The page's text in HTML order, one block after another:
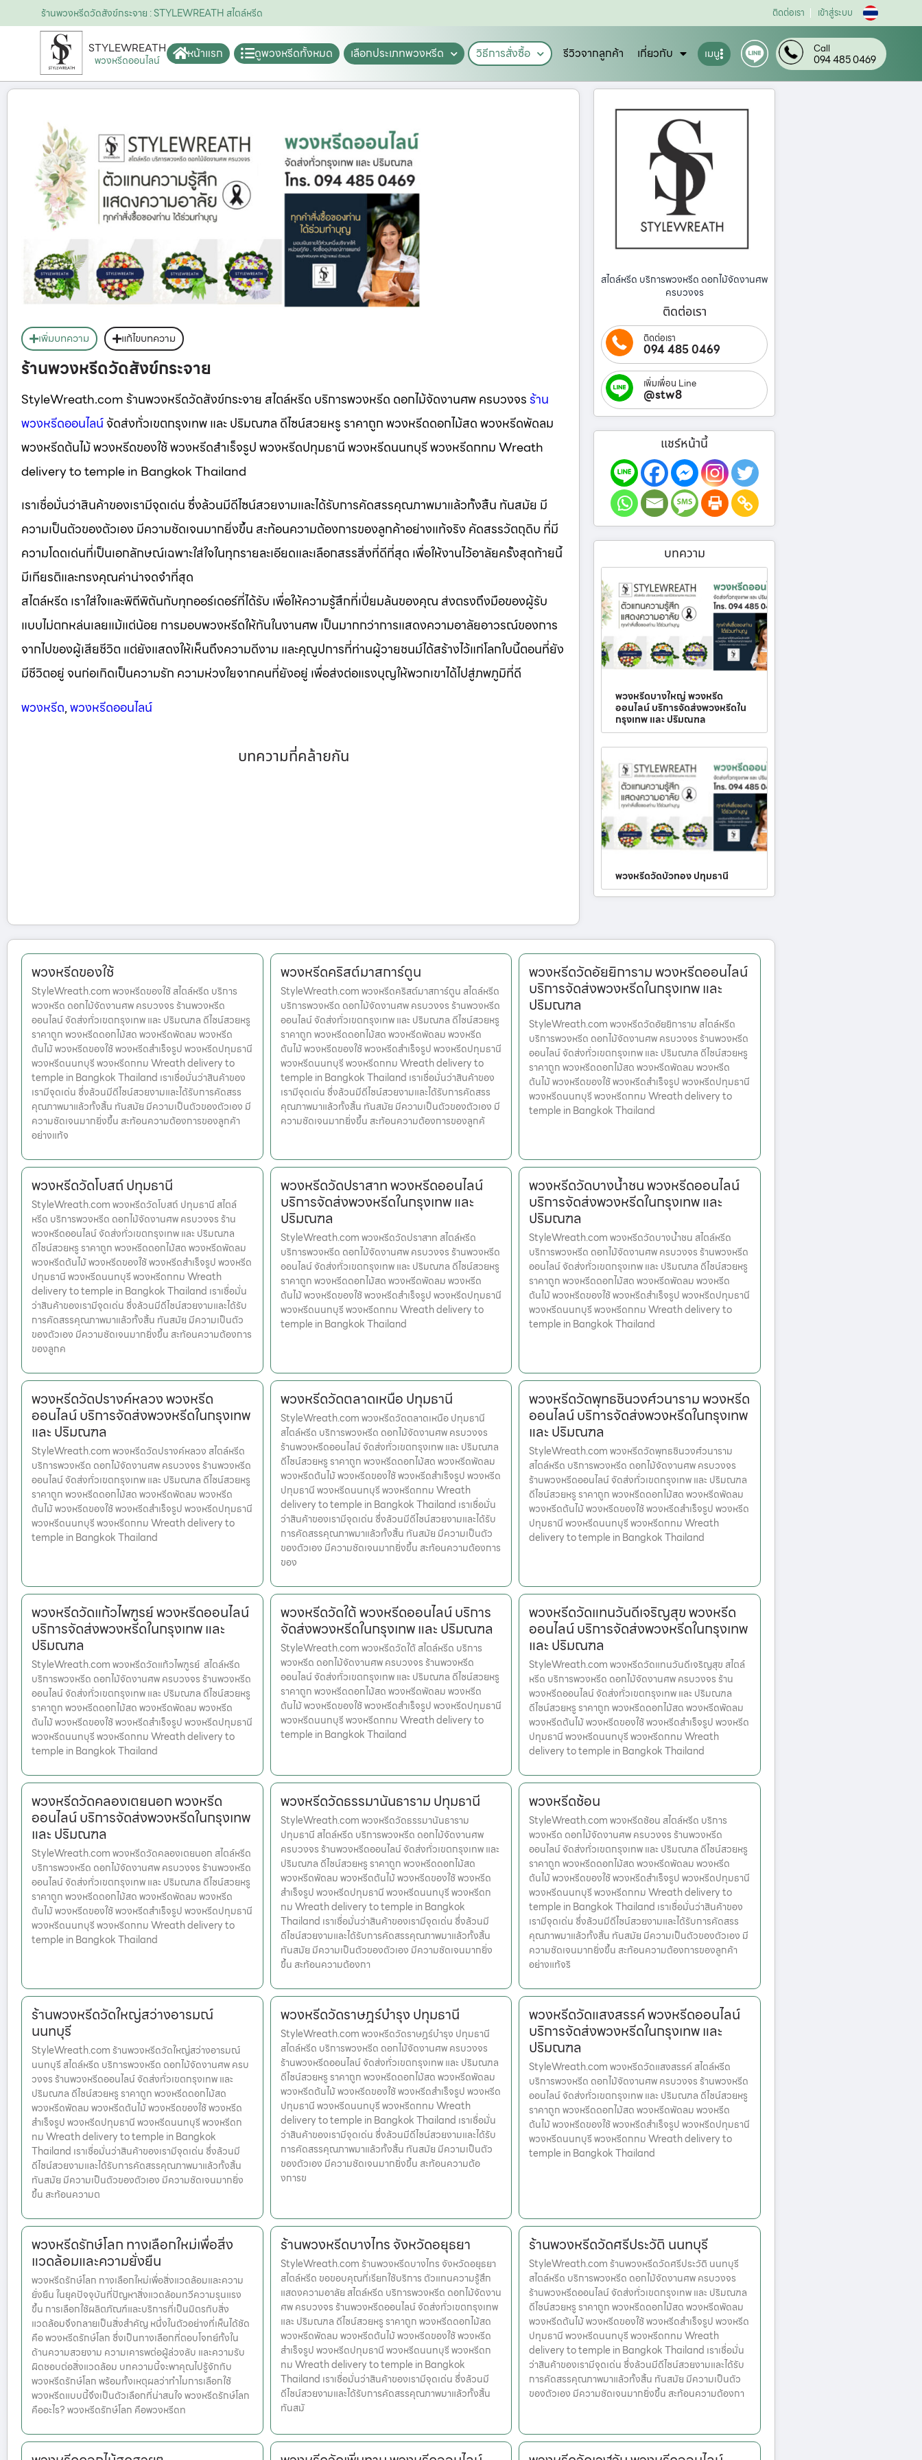
ร้านพวงหรีดวัดสังข์กระจาย : STYLEWREATH สไตล์หรีด ติดต่อเรา เข้าสู่ระบบ
STYLEWREATH
พวงหรีดออนไลน์ หน้าแรก ดูพวงหรีดทั้งหมด เลือกประเภทพวงหรีด วิธีการสั่งซื้อ รีวิวจากลูกค้า เกี่ยวกับ เมนู Call
094 485 0469
เพิ่มบทความ แก้ไขบทความ
ร้านพวงหรีดวัดสังข์กระจาย
StyleWreath.com ร้านพวงหรีดวัดสังข์กระจาย สไตล์หรีด บริการพวงหรีด ดอกไม้จัดงานศพ ครบวงจรร้าน
พวงหรีดออนไลน์จัดส่งทั่วเขตกรุงเทพ และ ปริมณฑล ดีไซน์สวยหรู ราคาถูก พวงหรีดดอกไม้สด พวงหรีดพัดลม
พวงหรีดต้นไม้ พวงหรีดของใช้ พวงหรีดสำเร็จรูป พวงหรีดปทุมธานี พวงหรีดนนทบุรี พวงหรีดกทม Wreath
delivery to temple in Bangkok Thailand
เราเชื่อมั่นว่าสินค้าของเรามีจุดเด่น ซึ่งล้วนมีดีไซน์สวยงามและได้รับการคัดสรรคุณภาพมาแล้วทั้งสิ้น ทันสมัย มี
ความเป็นตัวของตัวเอง มีความชัดเจนมากยิ่งขึ้น สะท้อนความต้องการของลูกค้าอย่างแท้จริง คัดสรรวัตถุดิบ ที่มี
ความโดดเด่นที่เป็นเอกลักษณ์เฉพาะใส่ใจในทุกรายละเอียดและเลือกสรรสิ่งที่ดีที่สุด เพื่อให้งานไว้อาลัยครั้งสุดท้ายนี้
มีเกียรติและทรงคุณค่าน่าจดจำที่สุด
สไตล์หรีด เราใส่ใจและพิถีพิถันกับทุกออร์เดอร์ที่ได้รับ เพื่อให้ความรู้สึกที่เปี่ยมล้นของคุณ ส่งตรงถึงมือของผู้รับ
แบบไม่ตกหล่นเลยแม้แต่น้อย การมอบพวงหรีดให้กันในงานศพ เป็นมากกว่าการแสดงความอาลัยอาวรณ์ของการ
จากไปของผู้เสียชีวิต แต่ยังแสดงให้เห็นถึงความดีงาม และคุณูปการที่ท่านผู้วายชนม์ได้สร้างไว้แก่โลกใบนี้ตอนที่ยัง
มีชีวิตอยู่ จนก่อเกิดเป็นความรัก ความห่วงใยจากคนที่ยังอยู่ เพื่อส่งต่อแรงบุญให้พวกเขาได้ไปสู่ภพภูมิที่ดี
พวงหรีด,พวงหรีดออนไลน์
บทความที่คล้ายกัน
สไตล์หรีด บริการพวงหรีด ดอกไม้จัดงานศพ
ครบวงจร
ติดต่อเรา
ติดต่อเรา
094 485 0469
เพิ่มเพื่อน Line
@stw8
แชร์หน้านี้
บทความ
พวงหรีดบางใหญ่ พวงหรีด
ออนไลน์ บริการจัดส่งพวงหรีดใน
กรุงเทพ และ ปริมณฑล
พวงหรีดวัดบัวทอง ปทุมธานี
พวงหรีดของใช้
StyleWreath.com พวงหรีดของใช้ สไตล์หรีด บริการ
พวงหรีด ดอกไม้จัดงานศพ ครบวงจร ร้านพวงหรีด
ออนไลน์ จัดส่งทั่วเขตกรุงเทพ และ ปริมณฑล ดีไซน์สวยหรู
ราคาถูก พวงหรีดดอกไม้สด พวงหรีดพัดลม พวงหรีด
ต้นไม้ พวงหรีดของใช้ พวงหรีดสำเร็จรูป พวงหรีดปทุมธานี
พวงหรีดนนทบุรี พวงหรีดกทม Wreath delivery to
temple in Bangkok Thailand เราเชื่อมั่นว่าสินค้าของ
เรามีจุดเด่น ซึ่งล้วนมีดีไซน์สวยงามและได้รับการคัดสรร
คุณภาพมาแล้วทั้งสิ้น ทันสมัย มีความเป็นตัวของตัวเอง มี
ความชัดเจนมากยิ่งขึ้น สะท้อนความต้องการของลูกค้า
อย่างแท้จ
พวงหรีดคริสต์มาสการ์ตูน
StyleWreath.com พวงหรีดคริสต์มาสการ์ตูน สไตล์หรีด
บริการพวงหรีด ดอกไม้จัดงานศพ ครบวงจร ร้านพวงหรีด
ออนไลน์ จัดส่งทั่วเขตกรุงเทพ และ ปริมณฑล ดีไซน์สวยหรู
ราคาถูก พวงหรีดดอกไม้สด พวงหรีดพัดลม พวงหรีด
ต้นไม้ พวงหรีดของใช้ พวงหรีดสำเร็จรูป พวงหรีดปทุมธานี
พวงหรีดนนทบุรี พวงหรีดกทม Wreath delivery to
temple in Bangkok Thailand เราเชื่อมั่นว่าสินค้าของ
เรามีจุดเด่น ซึ่งล้วนมีดีไซน์สวยงามและได้รับการคัดสรร
คุณภาพมาแล้วทั้งสิ้น ทันสมัย มีความเป็นตัวของตัวเอง มี
ความชัดเจนมากยิ่งขึ้น สะท้อนความต้องการของลูกค้
พวงหรีดวัดอัยยิการาม พวงหรีดออนไลน์
บริการจัดส่งพวงหรีดในกรุงเทพ และ
ปริมณฑล
StyleWreath.com พวงหรีดวัดอัยยิการาม สไตล์หรีด
บริการพวงหรีด ดอกไม้จัดงานศพ ครบวงจร ร้านพวงหรีด
ออนไลน์ จัดส่งทั่วเขตกรุงเทพ และ ปริมณฑล ดีไซน์สวยหรู
ราคาถูก พวงหรีดดอกไม้สด พวงหรีดพัดลม พวงหรีด
ต้นไม้ พวงหรีดของใช้ พวงหรีดสำเร็จรูป พวงหรีดปทุมธานี
พวงหรีดนนทบุรี พวงหรีดกทม Wreath delivery to
temple in Bangkok Thailand
พวงหรีดวัดโบสถ์ ปทุมธานี
StyleWreath.com พวงหรีดวัดโบสถ์ ปทุมธานี สไตล์
หรีด บริการพวงหรีด ดอกไม้จัดงานศพ ครบวงจร ร้าน
พวงหรีดออนไลน์ จัดส่งทั่วเขตกรุงเทพ และ ปริมณฑล
ดีไซน์สวยหรู ราคาถูก พวงหรีดดอกไม้สด พวงหรีดพัดลม
พวงหรีดต้นไม้ พวงหรีดของใช้ พวงหรีดสำเร็จรูป พวงหรีด
ปทุมธานี พวงหรีดนนทบุรี พวงหรีดกทม Wreath
delivery to temple in Bangkok Thailand เราเชื่อมั่น
ว่าสินค้าของเรามีจุดเด่น ซึ่งล้วนมีดีไซน์สวยงามและได้รับ
การคัดสรรคุณภาพมาแล้วทั้งสิ้น ทันสมัย มีความเป็นตัว
ของตัวเอง มีความชัดเจนมากยิ่งขึ้น สะท้อนความต้องการ
ของลูกค
พวงหรีดวัดปราสาท พวงหรีดออนไลน์
บริการจัดส่งพวงหรีดในกรุงเทพ และ
ปริมณฑล
StyleWreath.com พวงหรีดวัดปราสาท สไตล์หรีด
บริการพวงหรีด ดอกไม้จัดงานศพ ครบวงจร ร้านพวงหรีด
ออนไลน์ จัดส่งทั่วเขตกรุงเทพ และ ปริมณฑล ดีไซน์สวยหรู
ราคาถูก พวงหรีดดอกไม้สด พวงหรีดพัดลม พวงหรีด
ต้นไม้ พวงหรีดของใช้ พวงหรีดสำเร็จรูป พวงหรีดปทุมธานี
พวงหรีดนนทบุรี พวงหรีดกทม Wreath delivery to
temple in Bangkok Thailand
พวงหรีดวัดบางน้ำชน พวงหรีดออนไลน์
บริการจัดส่งพวงหรีดในกรุงเทพ และ
ปริมณฑล
StyleWreath.com พวงหรีดวัดบางน้ำชน สไตล์หรีด
บริการพวงหรีด ดอกไม้จัดงานศพ ครบวงจร ร้านพวงหรีด
ออนไลน์ จัดส่งทั่วเขตกรุงเทพ และ ปริมณฑล ดีไซน์สวยหรู
ราคาถูก พวงหรีดดอกไม้สด พวงหรีดพัดลม พวงหรีด
ต้นไม้ พวงหรีดของใช้ พวงหรีดสำเร็จรูป พวงหรีดปทุมธานี
พวงหรีดนนทบุรี พวงหรีดกทม Wreath delivery to
temple in Bangkok Thailand
พวงหรีดวัดปรางค์หลวง พวงหรีด
ออนไลน์ บริการจัดส่งพวงหรีดในกรุงเทพ
และ ปริมณฑล
StyleWreath.com พวงหรีดวัดปรางค์หลวง สไตล์หรีด
บริการพวงหรีด ดอกไม้จัดงานศพ ครบวงจร ร้านพวงหรีด
ออนไลน์ จัดส่งทั่วเขตกรุงเทพ และ ปริมณฑล ดีไซน์สวยหรู
ราคาถูก พวงหรีดดอกไม้สด พวงหรีดพัดลม พวงหรีด
ต้นไม้ พวงหรีดของใช้ พวงหรีดสำเร็จรูป พวงหรีดปทุมธานี
พวงหรีดนนทบุรี พวงหรีดกทม Wreath delivery to
temple in Bangkok Thailand
พวงหรีดวัดตลาดเหนือ ปทุมธานี
StyleWreath.com พวงหรีดวัดตลาดเหนือ ปทุมธานี
สไตล์หรีด บริการพวงหรีด ดอกไม้จัดงานศพ ครบวงจร
ร้านพวงหรีดออนไลน์ จัดส่งทั่วเขตกรุงเทพ และ ปริมณฑล
ดีไซน์สวยหรู ราคาถูก พวงหรีดดอกไม้สด พวงหรีดพัดลม
พวงหรีดต้นไม้ พวงหรีดของใช้ พวงหรีดสำเร็จรูป พวงหรีด
ปทุมธานี พวงหรีดนนทบุรี พวงหรีดกทม Wreath
delivery to temple in Bangkok Thailand เราเชื่อมั่น
ว่าสินค้าของเรามีจุดเด่น ซึ่งล้วนมีดีไซน์สวยงามและได้รับ
การคัดสรรคุณภาพมาแล้วทั้งสิ้น ทันสมัย มีความเป็นตัว
ของตัวเอง มีความชัดเจนมากยิ่งขึ้น สะท้อนความต้องการ
ของ
พวงหรีดวัดพุทธชินวงศ์วนาราม พวงหรีด
ออนไลน์ บริการจัดส่งพวงหรีดในกรุงเทพ
และ ปริมณฑล
StyleWreath.com พวงหรีดวัดพุทธชินวงศ์วนาราม
สไตล์หรีด บริการพวงหรีด ดอกไม้จัดงานศพ ครบวงจร
ร้านพวงหรีดออนไลน์ จัดส่งทั่วเขตกรุงเทพ และ ปริมณฑล
ดีไซน์สวยหรู ราคาถูก พวงหรีดดอกไม้สด พวงหรีดพัดลม
พวงหรีดต้นไม้ พวงหรีดของใช้ พวงหรีดสำเร็จรูป พวงหรีด
ปทุมธานี พวงหรีดนนทบุรี พวงหรีดกทม Wreath
delivery to temple in Bangkok Thailand
พวงหรีดวัดแก้วไพฑูรย์ พวงหรีดออนไลน์
บริการจัดส่งพวงหรีดในกรุงเทพ และ
ปริมณฑล
StyleWreath.com พวงหรีดวัดแก้วไพฑูรย์ สไตล์หรีด
บริการพวงหรีด ดอกไม้จัดงานศพ ครบวงจร ร้านพวงหรีด
ออนไลน์ จัดส่งทั่วเขตกรุงเทพ และ ปริมณฑล ดีไซน์สวยหรู
ราคาถูก พวงหรีดดอกไม้สด พวงหรีดพัดลม พวงหรีด
ต้นไม้ พวงหรีดของใช้ พวงหรีดสำเร็จรูป พวงหรีดปทุมธานี
พวงหรีดนนทบุรี พวงหรีดกทม Wreath delivery to
temple in Bangkok Thailand
พวงหรีดวัดใต้ พวงหรีดออนไลน์ บริการ
จัดส่งพวงหรีดในกรุงเทพ และ ปริมณฑล
StyleWreath.com พวงหรีดวัดใต้ สไตล์หรีด บริการ
พวงหรีด ดอกไม้จัดงานศพ ครบวงจร ร้านพวงหรีด
ออนไลน์ จัดส่งทั่วเขตกรุงเทพ และ ปริมณฑล ดีไซน์สวยหรู
ราคาถูก พวงหรีดดอกไม้สด พวงหรีดพัดลม พวงหรีด
ต้นไม้ พวงหรีดของใช้ พวงหรีดสำเร็จรูป พวงหรีดปทุมธานี
พวงหรีดนนทบุรี พวงหรีดกทม Wreath delivery to
temple in Bangkok Thailand
พวงหรีดวัดแทนวันดีเจริญสุข พวงหรีด
ออนไลน์ บริการจัดส่งพวงหรีดในกรุงเทพ
และ ปริมณฑล
StyleWreath.com พวงหรีดวัดแทนวันดีเจริญสุข สไตล์
หรีด บริการพวงหรีด ดอกไม้จัดงานศพ ครบวงจร ร้าน
พวงหรีดออนไลน์ จัดส่งทั่วเขตกรุงเทพ และ ปริมณฑล
ดีไซน์สวยหรู ราคาถูก พวงหรีดดอกไม้สด พวงหรีดพัดลม
พวงหรีดต้นไม้ พวงหรีดของใช้ พวงหรีดสำเร็จรูป พวงหรีด
ปทุมธานี พวงหรีดนนทบุรี พวงหรีดกทม Wreath
delivery to temple in Bangkok Thailand
พวงหรีดวัดคลองเตยนอก พวงหรีด
ออนไลน์ บริการจัดส่งพวงหรีดในกรุงเทพ
และ ปริมณฑล
StyleWreath.com พวงหรีดวัดคลองเตยนอก สไตล์หรีด
บริการพวงหรีด ดอกไม้จัดงานศพ ครบวงจร ร้านพวงหรีด
ออนไลน์ จัดส่งทั่วเขตกรุงเทพ และ ปริมณฑล ดีไซน์สวยหรู
ราคาถูก พวงหรีดดอกไม้สด พวงหรีดพัดลม พวงหรีด
ต้นไม้ พวงหรีดของใช้ พวงหรีดสำเร็จรูป พวงหรีดปทุมธานี
พวงหรีดนนทบุรี พวงหรีดกทม Wreath delivery to
temple in Bangkok Thailand
พวงหรีดวัดธรรมานันธาราม ปทุมธานี
StyleWreath.com พวงหรีดวัดธรรมานันธาราม
ปทุมธานี สไตล์หรีด บริการพวงหรีด ดอกไม้จัดงานศพ
ครบวงจร ร้านพวงหรีดออนไลน์ จัดส่งทั่วเขตกรุงเทพ และ
ปริมณฑล ดีไซน์สวยหรู ราคาถูก พวงหรีดดอกไม้สด
พวงหรีดพัดลม พวงหรีดต้นไม้ พวงหรีดของใช้ พวงหรีด
สำเร็จรูป พวงหรีดปทุมธานี พวงหรีดนนทบุรี พวงหรีดก
ทม Wreath delivery to temple in Bangkok
Thailand เราเชื่อมั่นว่าสินค้าของเรามีจุดเด่น ซึ่งล้วนมี
ดีไซน์สวยงามและได้รับการคัดสรรคุณภาพมาแล้วทั้งสิ้น
ทันสมัย มีความเป็นตัวของตัวเอง มีความชัดเจนมากยิ่ง
ขึ้น สะท้อนความต้องกา
พวงหรีดช้อน
StyleWreath.com พวงหรีดช้อน สไตล์หรีด บริการ
พวงหรีด ดอกไม้จัดงานศพ ครบวงจร ร้านพวงหรีด
ออนไลน์ จัดส่งทั่วเขตกรุงเทพ และ ปริมณฑล ดีไซน์สวยหรู
ราคาถูก พวงหรีดดอกไม้สด พวงหรีดพัดลม พวงหรีด
ต้นไม้ พวงหรีดของใช้ พวงหรีดสำเร็จรูป พวงหรีดปทุมธานี
พวงหรีดนนทบุรี พวงหรีดกทม Wreath delivery to
temple in Bangkok Thailand เราเชื่อมั่นว่าสินค้าของ
เรามีจุดเด่น ซึ่งล้วนมีดีไซน์สวยงามและได้รับการคัดสรร
คุณภาพมาแล้วทั้งสิ้น ทันสมัย มีความเป็นตัวของตัวเอง มี
ความชัดเจนมากยิ่งขึ้น สะท้อนความต้องการของลูกค้า
อย่างแท้จริ
ร้านพวงหรีดวัดใหญ่สว่างอารมณ์
นนทบุรี
StyleWreath.com ร้านพวงหรีดวัดใหญ่สว่างอารมณ์
นนทบุรี สไตล์หรีด บริการพวงหรีด ดอกไม้จัดงานศพ ครบ
วงจร ร้านพวงหรีดออนไลน์ จัดส่งทั่วเขตกรุงเทพ และ
ปริมณฑล ดีไซน์สวยหรู ราคาถูก พวงหรีดดอกไม้สด
พวงหรีดพัดลม พวงหรีดต้นไม้ พวงหรีดของใช้ พวงหรีด
สำเร็จรูป พวงหรีดปทุมธานี พวงหรีดนนทบุรี พวงหรีดก
ทม Wreath delivery to temple in Bangkok
Thailand เราเชื่อมั่นว่าสินค้าของเรามีจุดเด่น ซึ่งล้วนมี
ดีไซน์สวยงามและได้รับการคัดสรรคุณภาพมาแล้วทั้งสิ้น
ทันสมัย มีความเป็นตัวของตัวเอง มีความชัดเจนมากยิ่ง
ขึ้น สะท้อนความต
พวงหรีดวัดราษฎร์บำรุง ปทุมธานี
StyleWreath.com พวงหรีดวัดราษฎร์บำรุง ปทุมธานี
สไตล์หรีด บริการพวงหรีด ดอกไม้จัดงานศพ ครบวงจร
ร้านพวงหรีดออนไลน์ จัดส่งทั่วเขตกรุงเทพ และ ปริมณฑล
ดีไซน์สวยหรู ราคาถูก พวงหรีดดอกไม้สด พวงหรีดพัดลม
พวงหรีดต้นไม้ พวงหรีดของใช้ พวงหรีดสำเร็จรูป พวงหรีด
ปทุมธานี พวงหรีดนนทบุรี พวงหรีดกทม Wreath
delivery to temple in Bangkok Thailand เราเชื่อมั่น
ว่าสินค้าของเรามีจุดเด่น ซึ่งล้วนมีดีไซน์สวยงามและได้รับ
การคัดสรรคุณภาพมาแล้วทั้งสิ้น ทันสมัย มีความเป็นตัว
ของตัวเอง มีความชัดเจนมากยิ่งขึ้น สะท้อนความต้อ
งการข
พวงหรีดวัดแสงสรรค์ พวงหรีดออนไลน์
บริการจัดส่งพวงหรีดในกรุงเทพ และ
ปริมณฑล
StyleWreath.com พวงหรีดวัดแสงสรรค์ สไตล์หรีด
บริการพวงหรีด ดอกไม้จัดงานศพ ครบวงจร ร้านพวงหรีด
ออนไลน์ จัดส่งทั่วเขตกรุงเทพ และ ปริมณฑล ดีไซน์สวยหรู
ราคาถูก พวงหรีดดอกไม้สด พวงหรีดพัดลม พวงหรีด
ต้นไม้ พวงหรีดของใช้ พวงหรีดสำเร็จรูป พวงหรีดปทุมธานี
พวงหรีดนนทบุรี พวงหรีดกทม Wreath delivery to
temple in Bangkok Thailand
พวงหรีดรักษ์โลก ทางเลือกใหม่เพื่อสิ่ง
แวดล้อมและความยั่งยืน
พวงหรีดรักษ์โลก ทางเลือกใหม่เพื่อสิ่งแวดล้อมและความ
ยั่งยืน ในยุคปัจจุบันที่ปัญหาสิ่งแวดล้อมทวีความรุนแรง
ขึ้น การเลือกใช้ผลิตภัณฑ์และบริการที่เป็นมิตรกับสิ่ง
แวดล้อมจึงกลายเป็นสิ่งสำคัญ หนึ่งในตัวอย่างที่เห็นได้ชัด
คือ พวงหรีดรักษ์โลก ซึ่งเป็นทางเลือกที่ตอบโจทย์ทั้งใน
ด้านความสวยงาม ความเคารพต่อผู้ล่วงลับ และความรับ
ผิดชอบต่อสิ่งแวดล้อม บทความนี้จะพาคุณไปรู้จักกับ
พวงหรีดรักษ์โลก พร้อมทั้งเหตุผลว่าทำไมการเลือกใช้
พวงหรีดแบบนี้จึงเป็นตัวเลือกที่น่าสนใจ พวงหรีดรักษ์โลก
คืออะไร? พวงหรีดรักษ์โลก คือพวงหรีดท
ร้านพวงหรีดบางไทร จังหวัดอยุธยา
StyleWreath.com ร้านพวงหรีดบางไทร จังหวัดอยุธยา
สไตล์หรีด ขอขอบคุณที่เรียกใช้บริการ ตัวแทนความรู้สึก
แสดงความอาลัย สไตล์หรีด บริการพวงหรีด ดอกไม้จัดงาน
ศพ ครบวงจร ร้านพวงหรีดออนไลน์ จัดส่งทั่วเขตกรุงเทพ
และ ปริมณฑล ดีไซน์สวยหรู ราคาถูก พวงหรีดดอกไม้สด
พวงหรีดพัดลม พวงหรีดต้นไม้ พวงหรีดของใช้ พวงหรีด
สำเร็จรูป พวงหรีดปทุมธานี พวงหรีดนนทบุรี พวงหรีดก
ทม Wreath delivery to temple in Bangkok
Thailand เราเชื่อมั่นว่าสินค้าของเรามีจุดเด่น ซึ่งล้วนมี
ดีไซน์สวยงามและได้รับการคัดสรรคุณภาพมาแล้วทั้งสิ้น
ทันสมั
ร้านพวงหรีดวัดศรีประวัติ นนทบุรี
StyleWreath.com ร้านพวงหรีดวัดศรีประวัติ นนทบุรี
สไตล์หรีด บริการพวงหรีด ดอกไม้จัดงานศพ ครบวงจร
ร้านพวงหรีดออนไลน์ จัดส่งทั่วเขตกรุงเทพ และ ปริมณฑล
ดีไซน์สวยหรู ราคาถูก พวงหรีดดอกไม้สด พวงหรีดพัดลม
พวงหรีดต้นไม้ พวงหรีดของใช้ พวงหรีดสำเร็จรูป พวงหรีด
ปทุมธานี พวงหรีดนนทบุรี พวงหรีดกทม Wreath
delivery to temple in Bangkok Thailand เราเชื่อมั่น
ว่าสินค้าของเรามีจุดเด่น ซึ่งล้วนมีดีไซน์สวยงามและได้รับ
การคัดสรรคุณภาพมาแล้วทั้งสิ้น ทันสมัย มีความเป็นตัว
ของตัวเอง มีความชัดเจนมากยิ่งขึ้น สะท้อนความต้องกา